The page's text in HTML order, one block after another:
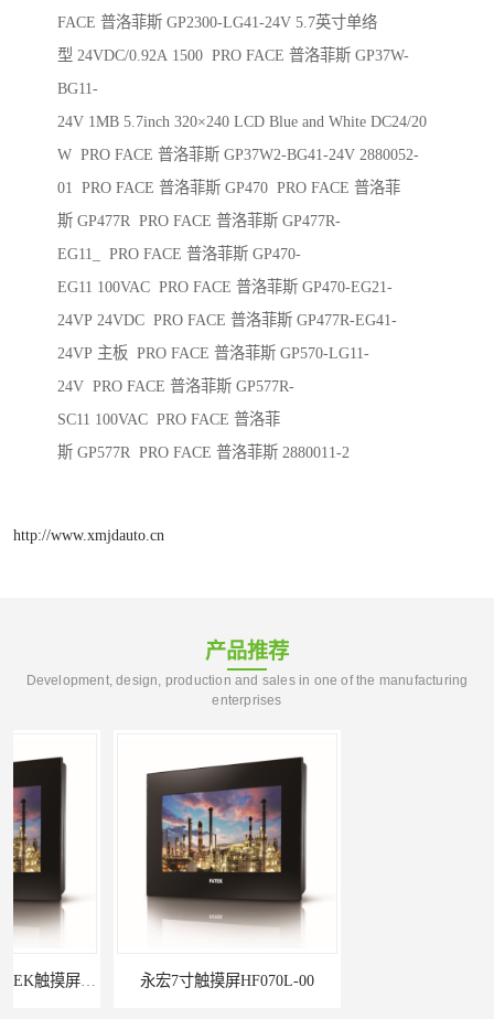
FACE 普洛菲斯 GP2300-LG41-24V 5.7英寸单络
型 24VDC/0.92A 1500 PRO FACE 普洛菲斯 GP37W-
BG11-
24V 1MB 5.7inch 320×240 LCD Blue and White DC24/20
W PRO FACE 普洛菲斯 GP37W2-BG41-24V 2880052-
01 PRO FACE 普洛菲斯 GP470 PRO FACE 普洛菲
斯 GP477R PRO FACE 普洛菲斯 GP477R-
EG11_ PRO FACE 普洛菲斯 GP470-
EG11 100VAC PRO FACE 普洛菲斯 GP470-EG21-
24VP 24VDC PRO FACE 普洛菲斯 GP477R-EG41-
24VP 主板 PRO FACE 普洛菲斯 GP570-LG11-
24V PRO FACE 普洛菲斯 GP577R-
SC11 100VAC PRO FACE 普洛菲
斯 GP577R PRO FACE 普洛菲斯 2880011-2
http://www.xmjdauto.cn
产品推荐
Development, design, production and sales in one of the manufacturing
enterprises
永宏7寸触摸屏HF070L-00